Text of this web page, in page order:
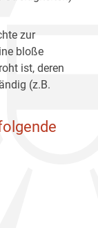
zur
bloße
ist, deren
(z.B.